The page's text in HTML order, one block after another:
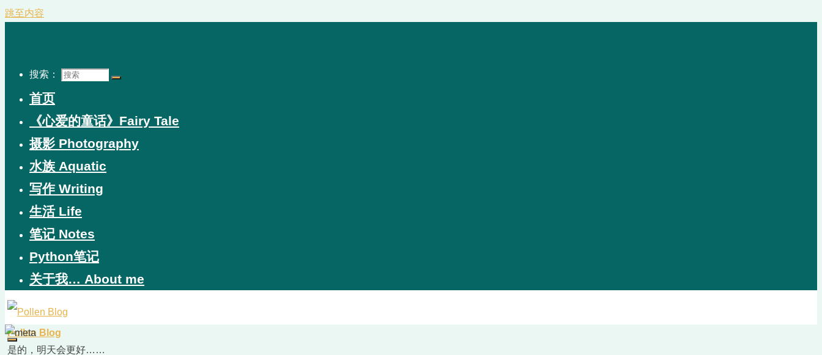
跳至内容
搜索：
首页
《心爱的童话》Fairy Tale
摄影 Photography
水族 Aquatic
写作 Writing
生活 Life
笔记 Notes
Python笔记
关于我… About me
Pollen Blog
是的，明天会更好……